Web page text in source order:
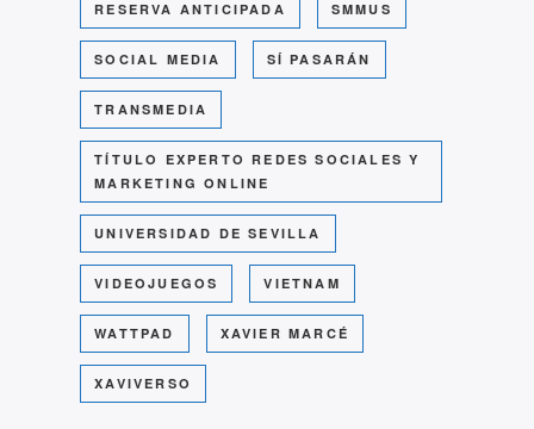
RESERVA ANTICIPADA SMMUS
SOCIAL MEDIA SÍ PASARÁN
TRANSMEDIA
TÍTULO EXPERTO REDES SOCIALES Y
MARKETING ONLINE
UNIVERSIDAD DE SEVILLA
VIDEOJUEGOS VIETNAM
WATTPAD XAVIER MARCÉ
XAVIVERSO